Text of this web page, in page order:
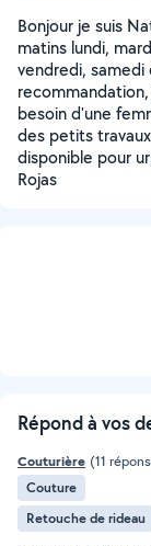
Bonjour je suis
matins lundi,
vendredi, samedi
besoin d'une
des petits
disponible pour
Rojas
Répond à vos
Couturière (11
Couture
Retouche de rideau